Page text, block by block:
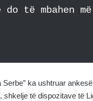
të mbahen
ka ushtruar
të dispozitave të